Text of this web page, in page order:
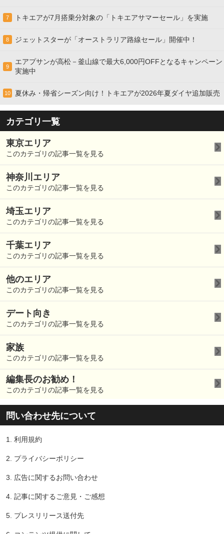
7 トキエアが7月搭乗分対象の「トキエアサマーセール」を実施
8 ジェットスターが「オーストラリア路線セール」開催中！
9
エアプサンが高松－釜山線で最大6,000円OFFとなるキャンペーン
実施中
10 夏休み・帰省シーズン向け！トキエアが2026年夏ダイヤ追加販売
カテゴリ一覧
東京エリア
このカテゴリの記事一覧を見る
神奈川エリア
このカテゴリの記事一覧を見る
埼玉エリア
このカテゴリの記事一覧を見る
千葉エリア
このカテゴリの記事一覧を見る
他のエリア
このカテゴリの記事一覧を見る
デート向き
このカテゴリの記事一覧を見る
家族
このカテゴリの記事一覧を見る
編集長のお勧め！
このカテゴリの記事一覧を見る
問い合わせ先について
1. 利用規約
2. プライバシーポリシー
3. 広告に関するお問い合わせ
4. 記事に関するご意見・ご感想
5. プレスリリース送付先